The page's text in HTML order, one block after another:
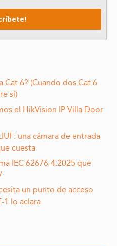
Cat 6? (Cuando dos Cat 6
sí)
el HikVision IP Villa Door
una cámara de entrada
cuesta
IEC 62676-4:2025 que
un punto de acceso
1 lo aclara